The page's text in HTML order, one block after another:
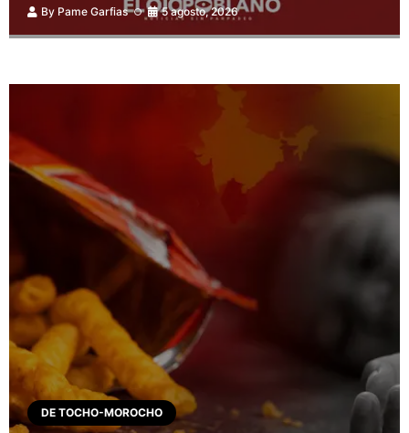
By Pame Garfias 5 agosto, 2026
DE TOCHO-MOROCHO